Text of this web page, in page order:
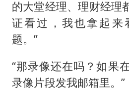
的大堂经理、理财经理
证看过，我也拿起来
题。”
“那录像还在吗？如果
录像片段发我邮箱里。”